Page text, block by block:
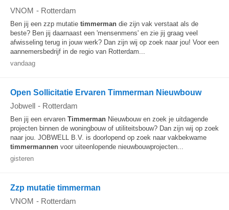
VNOM - Rotterdam
Ben jij een zzp mutatie timmerman die zijn vak verstaat als de
beste? Ben jij daarnaast een 'mensenmens' en zie jij graag veel
afwisseling terug in jouw werk? Dan zijn wij op zoek naar jou! Voor een
aannemersbedrijf in de regio van Rotterdam...
vandaag
Open Sollicitatie Ervaren Timmerman Nieuwbouw
Jobwell - Rotterdam
Ben jij een ervaren Timmerman Nieuwbouw en zoek je uitdagende
projecten binnen de woningbouw of utiliteitsbouw? Dan zijn wij op zoek
naar jou. JOBWELL B.V. is doorlopend op zoek naar vakbekwame
timmermannen voor uiteenlopende nieuwbouwprojecten...
gisteren
Zzp mutatie timmerman
VNOM - Rotterdam